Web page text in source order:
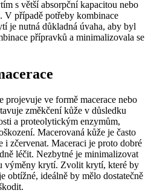
s větší absorpční kapacitou nebo
V případě potřeby kombinace
je nutná důkladná úvaha, aby byl
přípravků a minimalizovala se
projevuje ve formě macerace nebo
změkčení kůže v důsledku
a proteolytickým enzymům,
Macerovaná kůže je často
i zčervenat. Maceraci je proto dobré
léčit. Nezbytné je minimalizovat
výměny krytí. Zvolit krytí, které by
obtížné, ideálně by mělo dostatečně